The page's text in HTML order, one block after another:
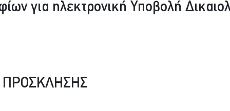
για ηλεκτρονική Υποβολή